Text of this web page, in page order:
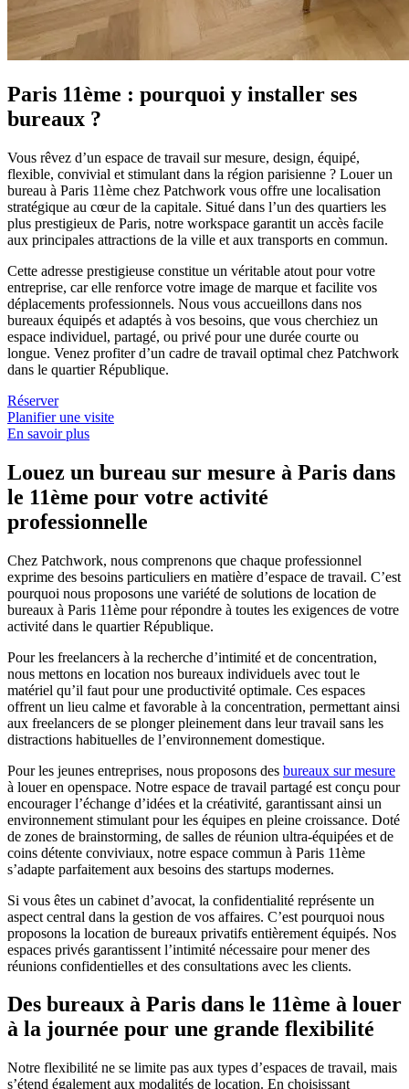
Paris 11ème : pourquoi y installer ses
bureaux ?
Vous rêvez d’un espace de travail sur mesure, design, équipé,
flexible, convivial et stimulant dans la région parisienne ? Louer un
bureau à Paris 11ème chez Patchwork vous offre une localisation
stratégique au cœur de la capitale. Situé dans l’un des quartiers les
plus prestigieux de Paris, notre workspace garantit un accès facile
aux principales attractions de la ville et aux transports en commun.
Cette adresse prestigieuse constitue un véritable atout pour votre
entreprise, car elle renforce votre image de marque et facilite vos
déplacements professionnels. Nous vous accueillons dans nos
bureaux équipés et adaptés à vos besoins, que vous cherchiez un
espace individuel, partagé, ou privé pour une durée courte ou
longue. Venez profiter d’un cadre de travail optimal chez Patchwork
dans le quartier République.
Réserver
Planifier une visite
En savoir plus
Louez un bureau sur mesure à Paris dans
le 11ème pour votre activité
professionnelle
Chez Patchwork, nous comprenons que chaque professionnel
exprime des besoins particuliers en matière d’espace de travail. C’est
pourquoi nous proposons une variété de solutions de location de
bureaux à Paris 11ème pour répondre à toutes les exigences de votre
activité dans le quartier République.
Pour les freelancers à la recherche d’intimité et de concentration,
nous mettons en location nos bureaux individuels avec tout le
matériel qu’il faut pour une productivité optimale. Ces espaces
offrent un lieu calme et favorable à la concentration, permettant ainsi
aux freelancers de se plonger pleinement dans leur travail sans les
distractions habituelles de l’environnement domestique.
Pour les jeunes entreprises, nous proposons des bureaux sur mesure
à louer en openspace. Notre espace de travail partagé est conçu pour
encourager l’échange d’idées et la créativité, garantissant ainsi un
environnement stimulant pour les équipes en pleine croissance. Doté
de zones de brainstorming, de salles de réunion ultra-équipées et de
coins détente conviviaux, notre espace commun à Paris 11ème
s’adapte parfaitement aux besoins des startups modernes.
Si vous êtes un cabinet d’avocat, la confidentialité représente un
aspect central dans la gestion de vos affaires. C’est pourquoi nous
proposons la location de bureaux privatifs entièrement équipés. Nos
espaces privés garantissent l’intimité nécessaire pour mener des
réunions confidentielles et des consultations avec les clients.
Des bureaux à Paris dans le 11ème à louer
à la journée pour une grande flexibilité
Notre flexibilité ne se limite pas aux types d’espaces de travail, mais
s’étend également aux modalités de location. En choisissant